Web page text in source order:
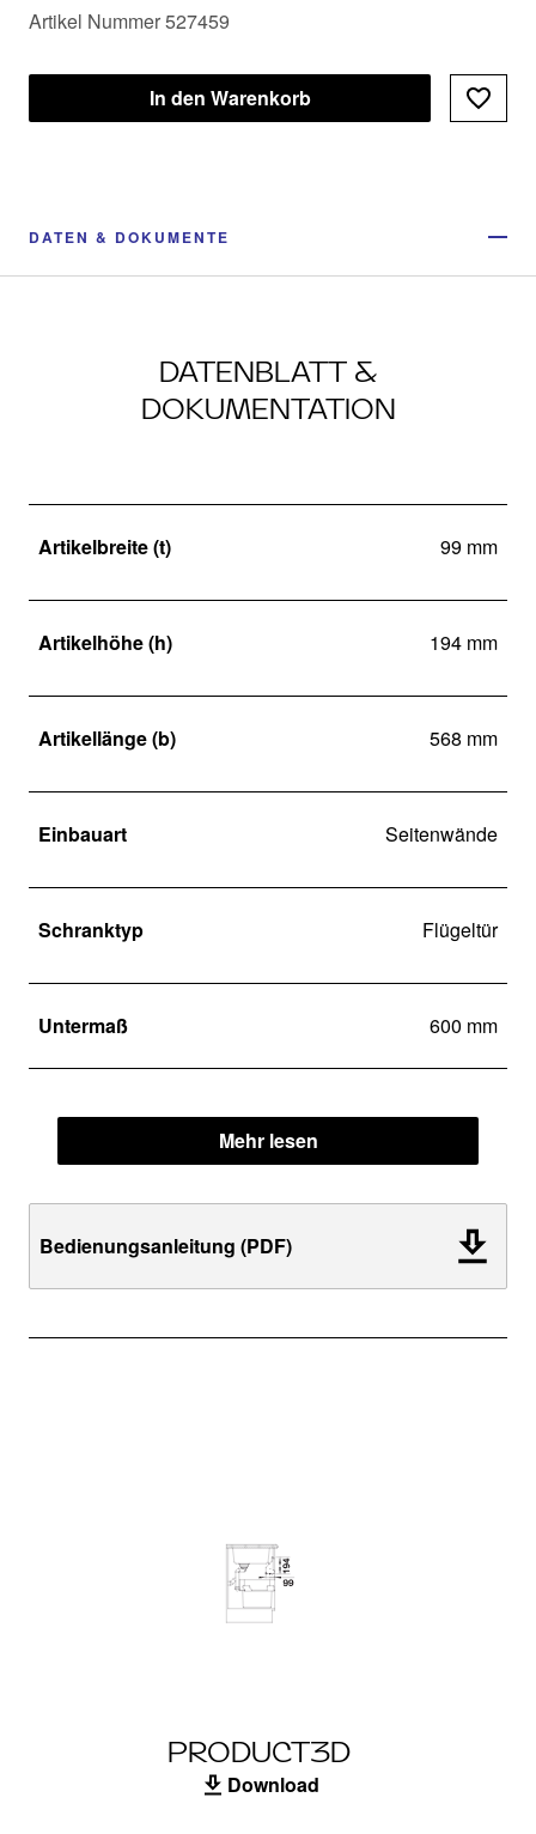
Artikel Nummer 527459
In den Warenkorb
DATEN & DOKUMENTE
DATENBLATT &
DOKUMENTATION
Artikelbreite (t) 99 mm
Artikelhöhe (h) 194 mm
Artikellänge (b) 568 mm
Einbauart Seitenwände
Schranktyp Flügeltür
Untermaß 600 mm
Mehr lesen
Bedienungsanleitung (PDF)
PRODUCT3D
Download